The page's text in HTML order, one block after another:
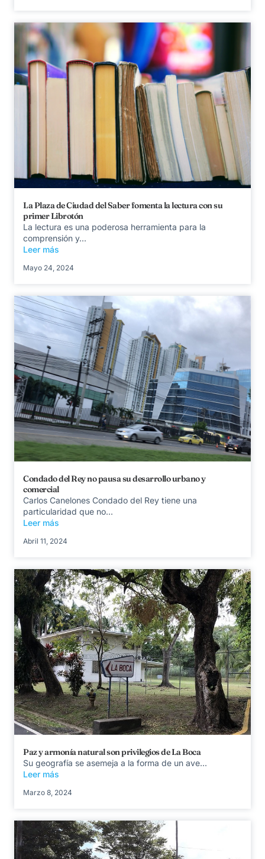
La Plaza de Ciudad del Saber fomenta la lectura con su
primer Librotón
La lectura es una poderosa herramienta para la
comprensión y...
Leer más
Mayo 24, 2024
Condado del Rey no pausa su desarrollo urbano y
comercial
Carlos Canelones Condado del Rey tiene una
particularidad que no...
Leer más
Abril 11, 2024
Paz y armonía natural son privilegios de La Boca
Su geografía se asemeja a la forma de un ave...
Leer más
Marzo 8, 2024